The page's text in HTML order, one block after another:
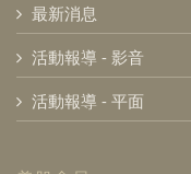
最新消息
活動報導 - 影音
活動報導 - 平面